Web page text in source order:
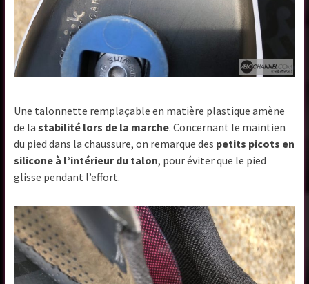
Une talonnette remplaçable en matière plastique amène
de lastabilité lors de la marche. Concernant le maintien
du pied dans la chaussure, on remarque des petits picots en
silicone à l’intérieur du talon, pour éviter que le pied
glisse pendant l’effort.